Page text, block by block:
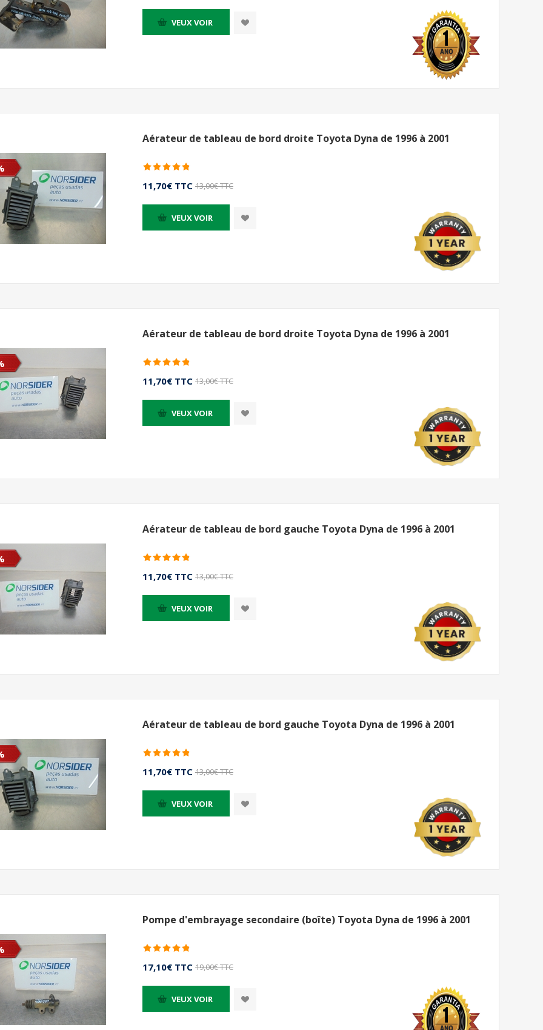
VEUX VOIR
Aérateur de tableau de bord droite Toyota Dyna de 1996 à 2001
11,70€ TTC 13,00€ TTC
VEUX VOIR
Aérateur de tableau de bord droite Toyota Dyna de 1996 à 2001
11,70€ TTC 13,00€ TTC
VEUX VOIR
Aérateur de tableau de bord gauche Toyota Dyna de 1996 à 2001
11,70€ TTC 13,00€ TTC
VEUX VOIR
Aérateur de tableau de bord gauche Toyota Dyna de 1996 à 2001
11,70€ TTC 13,00€ TTC
VEUX VOIR
Pompe d'embrayage secondaire (boîte) Toyota Dyna de 1996 à 2001
17,10€ TTC 19,00€ TTC
VEUX VOIR